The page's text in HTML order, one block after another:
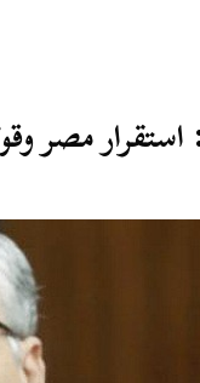
مصر